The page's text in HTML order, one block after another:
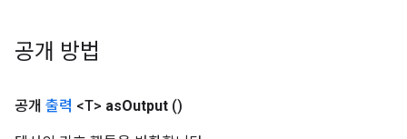
공개 방법
공개 출력 <T> asOutput ()